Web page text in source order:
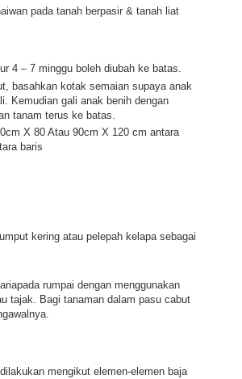
pada tanah berpasir & tanah liat
4 – 7 minggu boleh diubah ke batas.
basahkan kotak semaian supaya anak
Kemudian gali anak benih dengan
tanam terus ke batas.
X 80 Atau 90cm X 120 cm antara
baris
kering atau pelepah kelapa sebagai
rumpai dengan menggunakan
tajak. Bagi tanaman dalam pasu cabut
mengikut elemen-elemen baja